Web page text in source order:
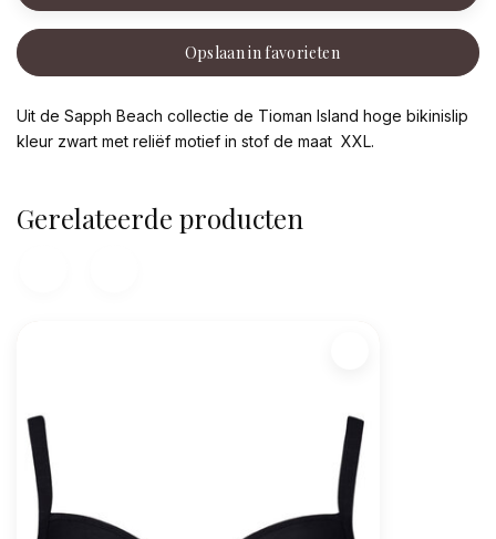
Opslaan in favorieten
Uit de Sapph Beach collectie de Tioman Island hoge bikinislip
kleur zwart met reliëf motief in stof de maat XXL.
Gerelateerde producten